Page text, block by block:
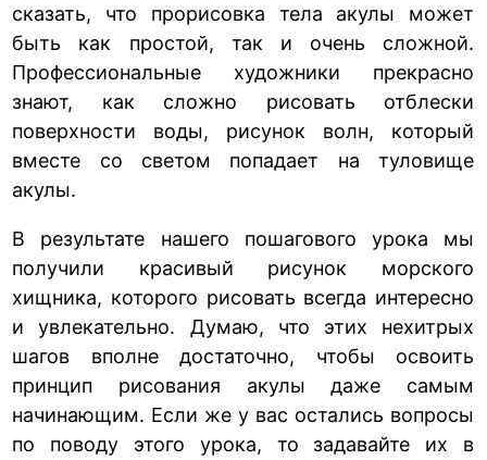
сказать, что прорисовка тела акулы может
быть как простой, так и очень сложной.
Профессиональные художники прекрасно
знают, как сложно рисовать отблески
поверхности воды, рисунок волн, который
вместе со светом попадает на туловище
акулы.
В результате нашего пошагового урока мы
получили красивый рисунок морского
хищника, которого рисовать всегда интересно
и увлекательно. Думаю, что этих нехитрых
шагов вполне достаточно, чтобы освоить
принцип рисования акулы даже самым
начинающим. Если же у вас остались вопросы
по поводу этого урока, то задавайте их в